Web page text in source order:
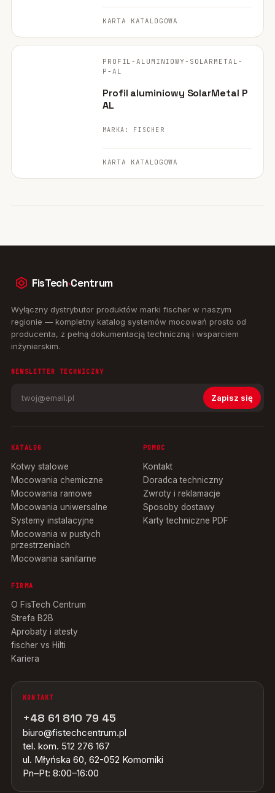
KARTA KATALOGOWA
FISCHER ·
ORYGINALNE ZDJĘCIE
PROFIL-ALUMINIOWY-SOLARMETAL-
P-AL
Profil aluminiowy SolarMetal P
AL
MARKA: FISCHER
KARTA KATALOGOWA
FisTech·Centrum
Wyłączny dystrybutor produktów marki fischer w naszym
regionie — kompletny katalog systemów mocowań prosto od
producenta, z pełną dokumentacją techniczną i wsparciem
inżynierskim.
NEWSLETTER TECHNICZNY
Zapisz się
KATALOG
Kotwy stalowe
Mocowania chemiczne
Mocowania ramowe
Mocowania uniwersalne
Systemy instalacyjne
Mocowania w pustych
przestrzeniach
Mocowania sanitarne
POMOC
Kontakt
Doradca techniczny
Zwroty i reklamacje
Sposoby dostawy
Karty techniczne PDF
FIRMA
O FisTech Centrum
Strefa B2B
Aprobaty i atesty
fischer vs Hilti
Kariera
KONTAKT
+48 61 810 79 45
biuro@fistechcentrum.pl
tel. kom. 512 276 167
ul. Młyńska 60, 62-052 Komorniki
Pn–Pt: 8:00–16:00